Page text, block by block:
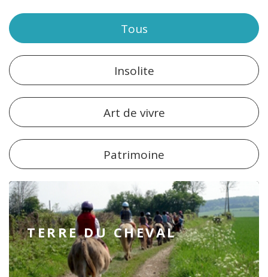
Tous
Insolite
Art de vivre
Patrimoine
TERRE DU CHEVAL